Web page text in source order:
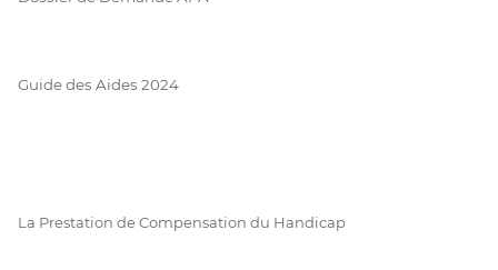
Guide des Aides 2024
La Prestation de Compensation du Handicap